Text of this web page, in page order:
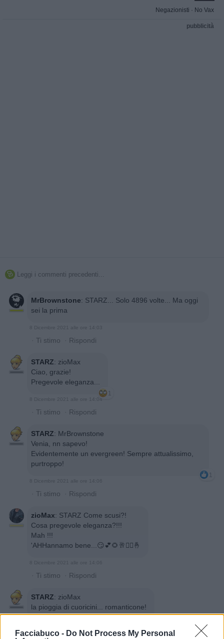
Facciabuco - Do Not Process My Personal
Negazionisti · No Vax
pubblicità
 Leggi i commenti precedenti...
MrBrownstone: STARZ... Solo 4896 volte... Ma oggi
sei la prima
· Ti stimo · Rispondi
STARZ: zioMax
Ciao, grazie!
Pregevole eleganza...
1
· Ti stimo · Rispondi
STARZ: MrBrownstone
Venia, nn sapevo!
Evidentemente un evergreen! Sempre attualissimo,
purtroppo!
1
· Ti stimo · Rispondi
zioMax: STARZ Come scusi?!
Cosa pregevole eleganza?!!!
Mah !!!
'AHHannamo bene...😏💕🌻🥂🏃‍♂️🤞
· Ti stimo · Rispondi
STARZ: zioMax
la pioggia di cuoricini... romanticone!
·Ti stimo ·Rispondi